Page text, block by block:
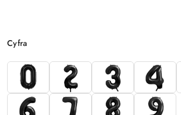
Wariant
Cyfra